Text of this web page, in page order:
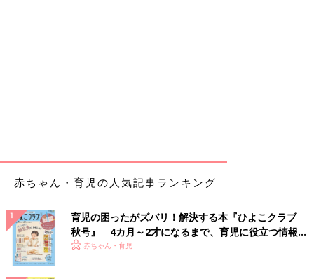
赤ちゃん・育児の人気記事ランキング
育児の困ったがズバリ！解決する本『ひよこクラブ
秋号』 4カ月～2才になるまで、育児に役立つ情報が
いっぱい！
赤ちゃん・育児